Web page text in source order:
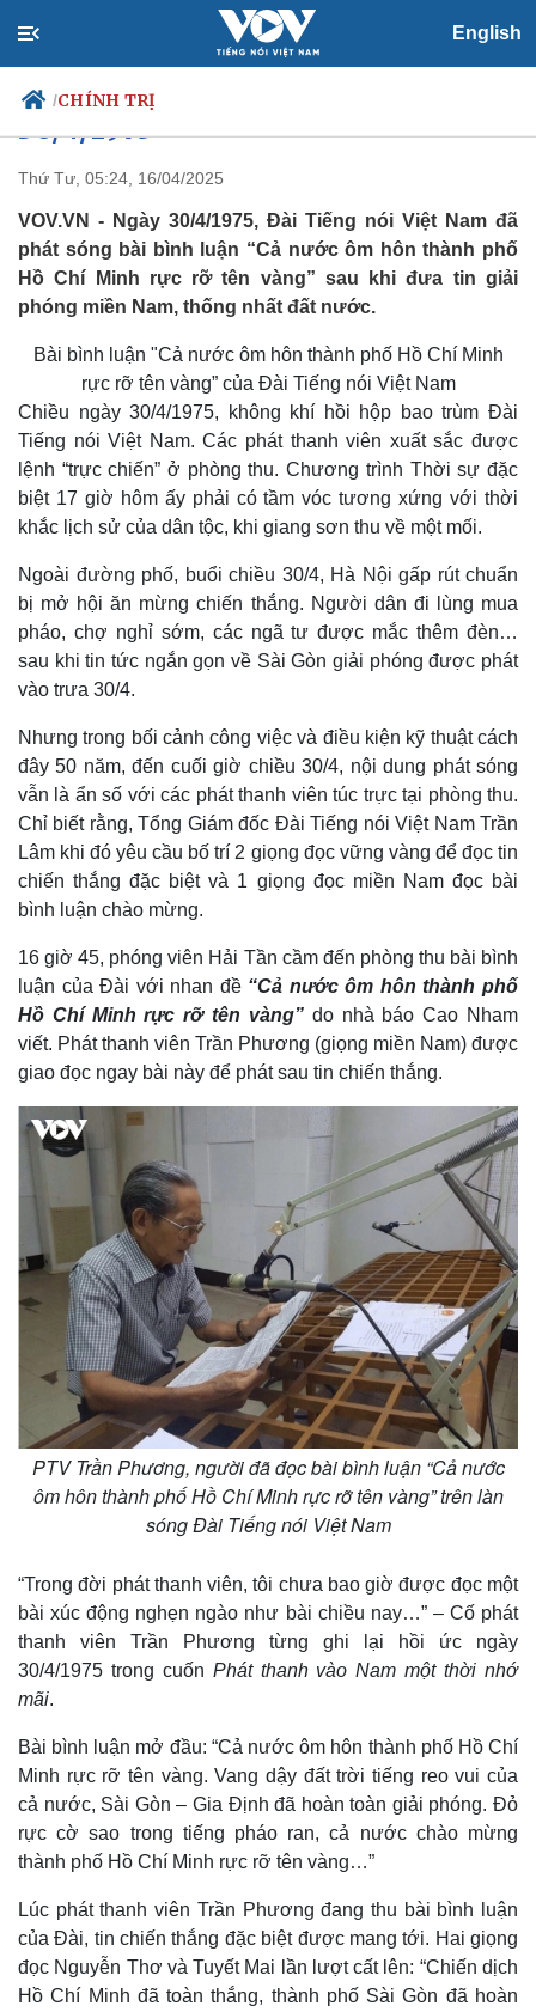
English
/CHÍNH TRỊ
Chính trị
Đảng
Tổ chức nhân sự
Quốc hội
Xã hội
Tin 24h
Dự báo thời tiết
Giáo dục
Việc làm
Biển đảo
Quan sát
Cuộc sống đó đây
Hồ sơ
Multimedia
Video
Ảnh
E-Magazine
Infographic
Xúc động nghe lại bài bình luận
của Đài Tiếng nói Việt Nam ngày
30/4/1975
Thứ Tư, 05:24, 16/04/2025
VOV.VN - Ngày 30/4/1975, Đài Tiếng nói Việt Nam đã
phát sóng bài bình luận “Cả nước ôm hôn thành phố
Hồ Chí Minh rực rỡ tên vàng” sau khi đưa tin giải
phóng miền Nam, thống nhất đất nước.
Bài bình luận "Cả nước ôm hôn thành phố Hồ Chí Minh
rực rỡ tên vàng” của Đài Tiếng nói Việt Nam
Chiều ngày 30/4/1975, không khí hồi hộp bao trùm Đài
Tiếng nói Việt Nam. Các phát thanh viên xuất sắc được
lệnh “trực chiến” ở phòng thu. Chương trình Thời sự đặc
biệt 17 giờ hôm ấy phải có tầm vóc tương xứng với thời
khắc lịch sử của dân tộc, khi giang sơn thu về một mối.
Ngoài đường phố, buổi chiều 30/4, Hà Nội gấp rút chuẩn
bị mở hội ăn mừng chiến thắng. Người dân đi lùng mua
pháo, chợ nghỉ sớm, các ngã tư được mắc thêm đèn…
sau khi tin tức ngắn gọn về Sài Gòn giải phóng được phát
vào trưa 30/4.
Nhưng trong bối cảnh công việc và điều kiện kỹ thuật cách
đây 50 năm, đến cuối giờ chiều 30/4, nội dung phát sóng
vẫn là ẩn số với các phát thanh viên túc trực tại phòng thu.
Chỉ biết rằng, Tổng Giám đốc Đài Tiếng nói Việt Nam Trần
Lâm khi đó yêu cầu bố trí 2 giọng đọc vững vàng để đọc tin
chiến thắng đặc biệt và 1 giọng đọc miền Nam đọc bài
bình luận chào mừng.
16 giờ 45, phóng viên Hải Tần cầm đến phòng thu bài bình
luận của Đài với nhan đề “Cả nước ôm hôn thành phố
Hồ Chí Minh rực rỡ tên vàng”do nhà báo Cao Nham
viết. Phát thanh viên Trần Phương (giọng miền Nam) được
giao đọc ngay bài này để phát sau tin chiến thắng.
PTV Trần Phương, người đã đọc bài bình luận “Cả nước
ôm hôn thành phố Hồ Chí Minh rực rỡ tên vàng” trên làn
sóng Đài Tiếng nói Việt Nam
“Trong đời phát thanh viên, tôi chưa bao giờ được đọc một
bài xúc động nghẹn ngào như bài chiều nay…” – Cố phát
thanh viên Trần Phương từng ghi lại hồi ức ngày
30/4/1975 trong cuốn Phát thanh vào Nam một thời nhớ
mãi.
Bài bình luận mở đầu: “Cả nước ôm hôn thành phố Hồ Chí
Minh rực rỡ tên vàng. Vang dậy đất trời tiếng reo vui của
cả nước, Sài Gòn – Gia Định đã hoàn toàn giải phóng. Đỏ
rực cờ sao trong tiếng pháo ran, cả nước chào mừng
thành phố Hồ Chí Minh rực rỡ tên vàng…”
Lúc phát thanh viên Trần Phương đang thu bài bình luận
của Đài, tin chiến thắng đặc biệt được mang tới. Hai giọng
đọc Nguyễn Thơ và Tuyết Mai lần lượt cất lên: “Chiến dịch
Hồ Chí Minh đã toàn thắng, thành phố Sài Gòn đã hoàn